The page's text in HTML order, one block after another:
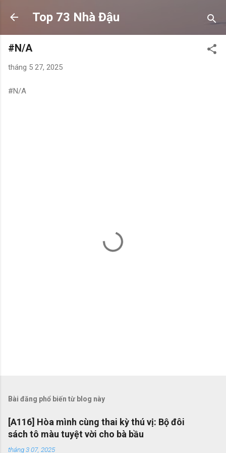
Chuyển đến nội dung chính
Top 73 Nhà Đậu
#N/A
tháng 5 27, 2025
#N/A
Bài đăng phổ biến từ blog này
[A116] Hòa mình cùng thai kỳ thú vị: Bộ đôi
sách tô màu tuyệt vời cho bà bầu
tháng 3 07, 2025